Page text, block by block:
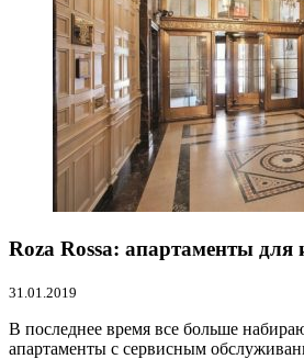
Roza Rossa: апартаменты для
31.01.2019
В последнее время все больше
апартаменты с сервисным